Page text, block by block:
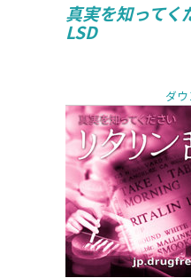
真実を知ってく
LSD
読ん
注文し
ダウンロー
ダ